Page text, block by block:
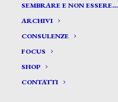
SEMBRARE E NON ESSERE…
ARCHIVI
CONSULENZE
FOCUS
SHOP
CONTATTI
Bertoli E.